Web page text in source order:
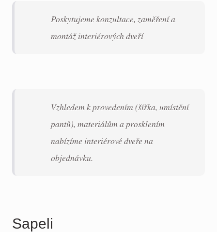
Poskytujeme konzultace, zaměření a
montáž interiérových dveří
Vzhledem k provedením (šířka, umístění
pantů), materiálům a prosklením
nabízíme interiérové dveře na
objednávku.
Sapeli